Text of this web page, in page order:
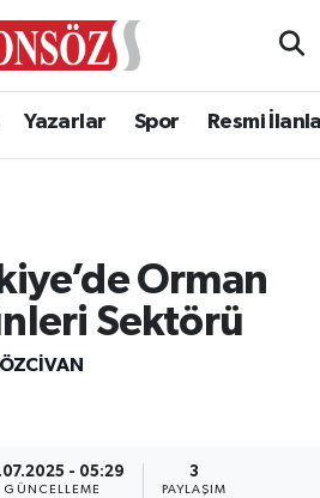
Yazarlar Spor Resmi
Orman
Sektörü
- 05:29
GÜNCELLEME
3
PAYLAŞIM